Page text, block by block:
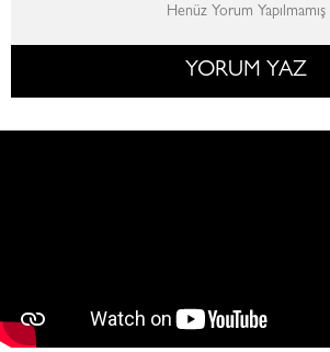
Henüz Yorum Yapılmamış
YORUM YAZ